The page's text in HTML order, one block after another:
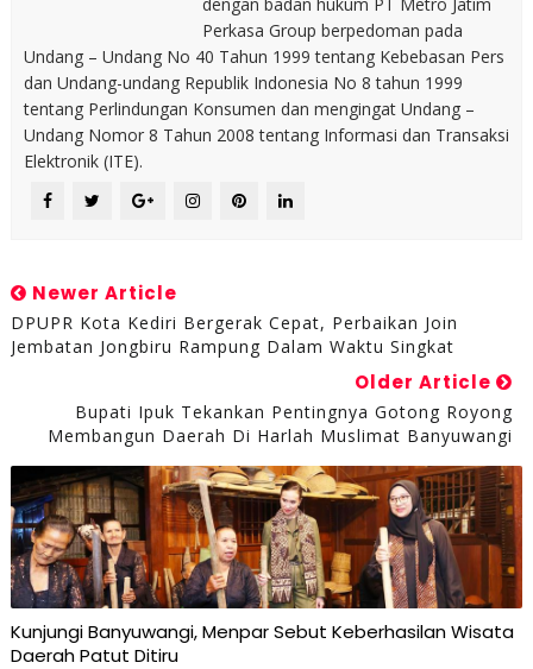
Perkasa Group berpedoman pada
Undang – Undang No 40 Tahun 1999 tentang Kebebasan Pers
dan Undang-undang Republik Indonesia No 8 tahun 1999
tentang Perlindungan Konsumen dan mengingat Undang –
Undang Nomor 8 Tahun 2008 tentang Informasi dan Transaksi
Elektronik (ITE).
Newer Article
DPUPR Kota Kediri Bergerak Cepat, Perbaikan Join
Jembatan Jongbiru Rampung Dalam Waktu Singkat
Older Article
Bupati Ipuk Tekankan Pentingnya Gotong Royong
Membangun Daerah Di Harlah Muslimat Banyuwangi
Kunjungi Banyuwangi, Menpar Sebut Keberhasilan Wisata
Daerah Patut Ditiru